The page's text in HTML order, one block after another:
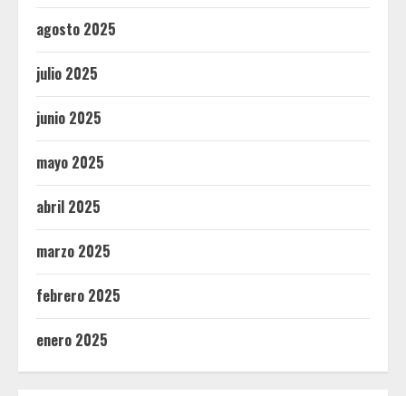
agosto 2025
julio 2025
junio 2025
mayo 2025
abril 2025
marzo 2025
febrero 2025
enero 2025